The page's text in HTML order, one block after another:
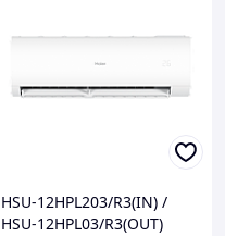
HSU-12HPL203/R3(IN) /
HSU-12HPL03/R3(OUT)